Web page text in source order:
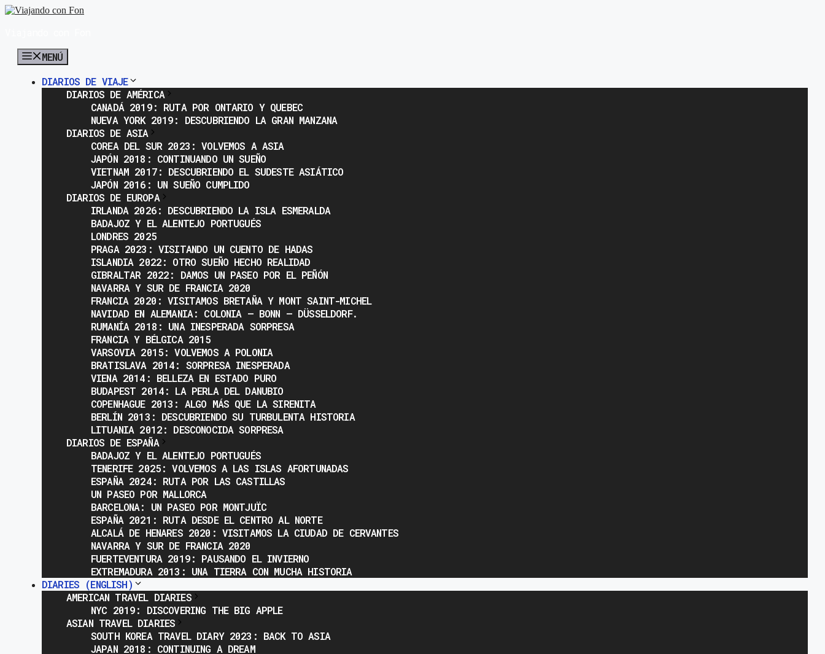
Saltar
MENÚ
DIARIOS DE VIAJE
DIARIOS DE AMÉRICA
CANADÁ 2019: RUTA POR ONTARIO Y QUEBEC
NUEVA YORK 2019: DESCUBRIENDO LA GRAN MANZANA
DIARIOS DE ASIA
COREA DEL SUR 2023: VOLVEMOS A ASIA
JAPÓN 2018: CONTINUANDO UN SUEÑO
VIETNAM 2017: DESCUBRIENDO EL SUDESTE ASIÁTICO
JAPÓN 2016: UN SUEÑO CUMPLIDO
DIARIOS DE EUROPA
IRLANDA 2026: DESCUBRIENDO LA ISLA ESMERALDA
BADAJOZ Y EL ALENTEJO PORTUGUÉS
LONDRES 2025
PRAGA 2023: VISITANDO UN CUENTO DE HADAS
ISLANDIA 2022: OTRO SUEÑO HECHO REALIDAD
GIBRALTAR 2022: DAMOS UN PASEO POR EL PEÑÓN
NAVARRA Y SUR DE FRANCIA 2020
FRANCIA 2020: VISITAMOS BRETAÑA Y MONT SAINT-MICHEL
NAVIDAD EN ALEMANIA: COLONIA – BONN – DÜSSELDORF.
RUMANÍA 2018: UNA INESPERADA SORPRESA
FRANCIA Y BÉLGICA 2015
VARSOVIA 2015: VOLVEMOS A POLONIA
BRATISLAVA 2014: SORPRESA INESPERADA
VIENA 2014: BELLEZA EN ESTADO PURO
BUDAPEST 2014: LA PERLA DEL DANUBIO
COPENHAGUE 2013: ALGO MÁS QUE LA SIRENITA
BERLÍN 2013: DESCUBRIENDO SU TURBULENTA HISTORIA
LITUANIA 2012: DESCONOCIDA SORPRESA
DIARIOS DE ESPAÑA
BADAJOZ Y EL ALENTEJO PORTUGUÉS
TENERIFE 2025: VOLVEMOS A LAS ISLAS AFORTUNADAS
ESPAÑA 2024: RUTA POR LAS CASTILLAS
UN PASEO POR MALLORCA
BARCELONA: UN PASEO POR MONTJUÏC
ESPAÑA 2021: RUTA DESDE EL CENTRO AL NORTE
ALCALÁ DE HENARES 2020: VISITAMOS LA CIUDAD DE CERVANTES
NAVARRA Y SUR DE FRANCIA 2020
FUERTEVENTURA 2019: PAUSANDO EL INVIERNO
EXTREMADURA 2013: UNA TIERRA CON MUCHA HISTORIA
DIARIES (ENGLISH)
AMERICAN TRAVEL DIARIES
NYC 2019: DISCOVERING THE BIG APPLE
ASIAN TRAVEL DIARIES
SOUTH KOREA TRAVEL DIARY 2023: BACK TO ASIA
JAPAN 2018: CONTINUING A DREAM